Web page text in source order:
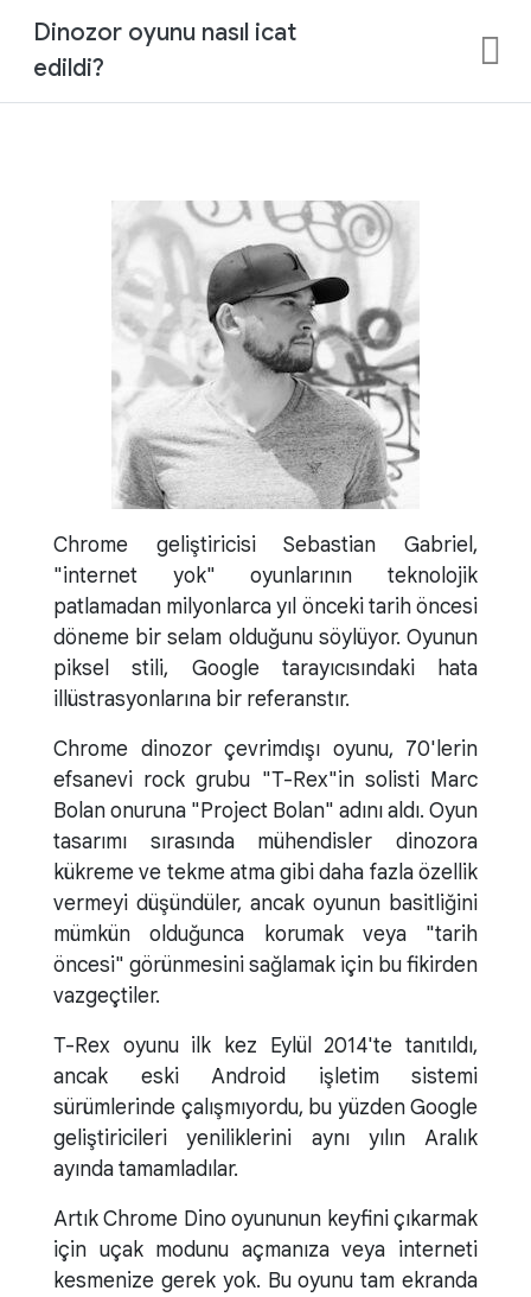
Dinozor oyunu nasıl icat
edildi?
Chrome geliştiricisi Sebastian Gabriel,
"internet yok" oyunlarının teknolojik
patlamadan milyonlarca yıl önceki tarih öncesi
döneme bir selam olduğunu söylüyor. Oyunun
piksel stili, Google tarayıcısındaki hata
illüstrasyonlarına bir referanstır.
Chrome dinozor çevrimdışı oyunu, 70'lerin
efsanevi rock grubu "T-Rex"in solisti Marc
Bolan onuruna "Project Bolan" adını aldı. Oyun
tasarımı sırasında mühendisler dinozora
kükreme ve tekme atma gibi daha fazla özellik
vermeyi düşündüler, ancak oyunun basitliğini
mümkün olduğunca korumak veya "tarih
öncesi" görünmesini sağlamak için bu fikirden
vazgeçtiler.
T-Rex oyunu ilk kez Eylül 2014'te tanıtıldı,
ancak eski Android işletim sistemi
sürümlerinde çalışmıyordu, bu yüzden Google
geliştiricileri yeniliklerini aynı yılın Aralık
ayında tamamladılar.
Artık Chrome Dino oyununun keyfini çıkarmak
için uçak modunu açmanıza veya interneti
kesmenize gerek yok. Bu oyunu tam ekranda